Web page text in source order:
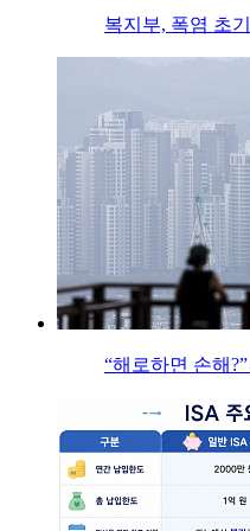
복지부, 폭염 초
“해로하면 손해